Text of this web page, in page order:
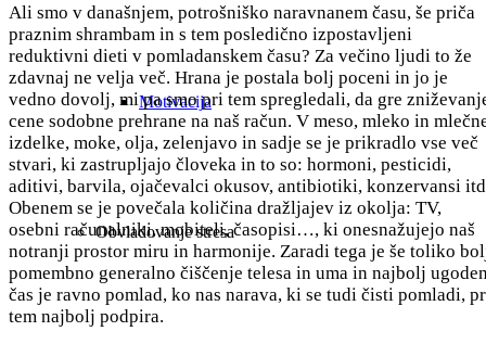
Motivacija
Obvladovanje stresa
Ali smo v današnjem, potrošniško naravnanem času, še priča
praznim shrambam in s tem posledično izpostavljeni
reduktivni dieti v pomladanskem času? Za večino ljudi to že
zdavnaj ne velja več. Hrana je postala bolj poceni in jo je
vedno dovolj, mi pa smo pri tem spregledali, da gre
cene sodobne prehrane na naš račun. V meso, mleko in
izdelke, moke, olja, zelenjavo in sadje se je prikradlo vse več
stvari, ki zastrupljajo človeka in to so: hormoni, pesticidi,
aditivi, barvila, ojačevalci okusov, antibiotiki, konzervansi
Obenem se je povečala količina dražljajev iz okolja: TV,
osebni računalniki, mobiteli, časopisi…, ki onesnažujejo naš
notranji prostor miru in harmonije. Zaradi tega je še toliko
pomembno generalno čiščenje telesa in uma in najbolj
čas je ravno pomlad, ko nas narava, ki se tudi čisti pomladi,
tem najbolj podpira.